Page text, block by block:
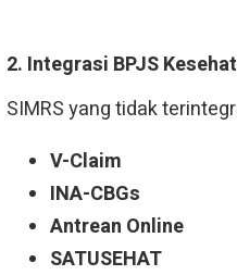
2. Integrasi BPJS
SIMRS yang tidak
V-Claim
INA-CBGs
Antrean Online
SATUSEHAT